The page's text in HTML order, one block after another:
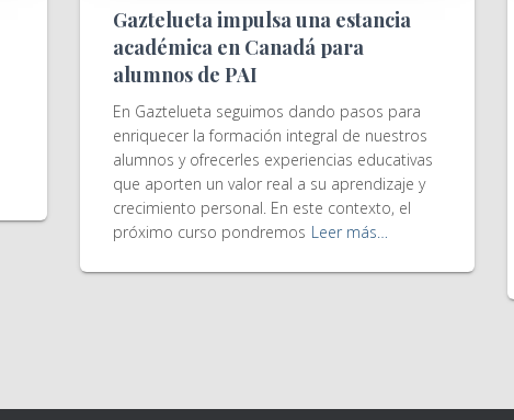
Gaztelueta impulsa una estancia
académica en Canadá para
alumnos de PAI
En Gaztelueta seguimos dando pasos para
enriquecer la formación integral de nuestros
alumnos y ofrecerles experiencias educativas
que aporten un valor real a su aprendizaje y
crecimiento personal. En este contexto, el
próximo curso pondremos Leer más…